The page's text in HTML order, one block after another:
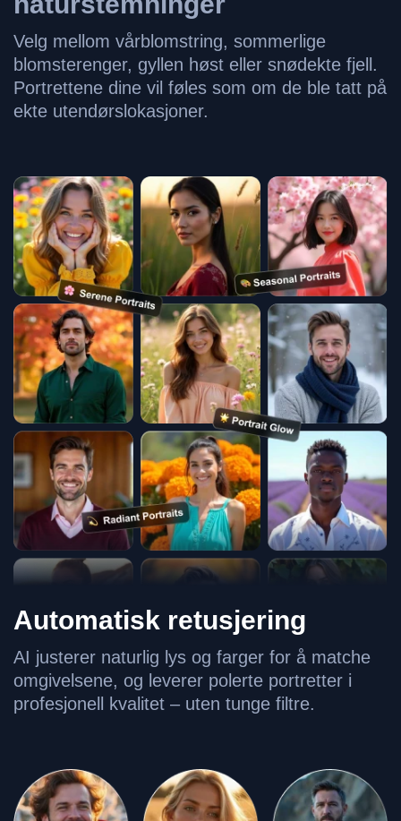
Velg mellom vårblomstring, sommerlige
blomsterenger, gyllen høst eller snødekte fjell.
Portrettene dine vil føles som om de ble tatt på
ekte utendørslokasjoner.
Automatisk retusjering
AI justerer naturlig lys og farger for å matche
omgivelsene, og leverer polerte portretter i
profesjonell kvalitet – uten tunge filtre.